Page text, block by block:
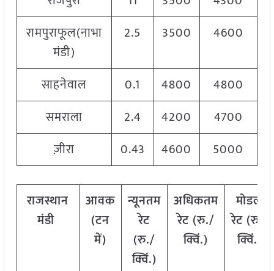
रामपुराफूल(नाभा
मंडी)
2.5 3500 4600
साहनेवाल 0.1 4800 4800
समराला
2.4 4200 4700
ज़ीरा
0.43 4600 5000
राजस्थान
मंडी
आवक
(टन
में)
न्यूनतम
रेट
(रु./
क्विं.)
अधिकतम
रेट (रु./
क्विं.)
मोडल
रेट (रु./
क्विं.)